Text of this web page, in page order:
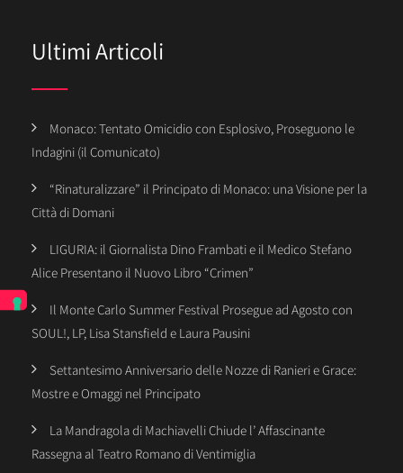
Ultimi Articoli
Monaco: Tentato Omicidio con Esplosivo, Proseguono le
Indagini (il Comunicato)
“Rinaturalizzare” il Principato di Monaco: una Visione per la
Città di Domani
LIGURIA: il Giornalista Dino Frambati e il Medico Stefano
Alice Presentano il Nuovo Libro “Crimen”
Il Monte Carlo Summer Festival Prosegue ad Agosto con
SOUL!, LP, Lisa Stansfield e Laura Pausini
Settantesimo Anniversario delle Nozze di Ranieri e Grace:
Mostre e Omaggi nel Principato
La Mandragola di Machiavelli Chiude l’ Affascinante
Rassegna al Teatro Romano di Ventimiglia